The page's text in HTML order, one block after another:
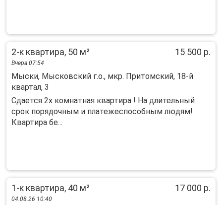
2-к квартира, 50 м² 15 500 р.
Вчера 07:54
Мыски, Мысковский г.о., мкр. Притомский, 18-й
квартал, 3
Сдается 2х комнатная квартира ! На длительный
срок порядочным и платежеспособным людям!
Квартира бе...
1-к квартира, 40 м² 17 000 р.
04.08.26 10:40